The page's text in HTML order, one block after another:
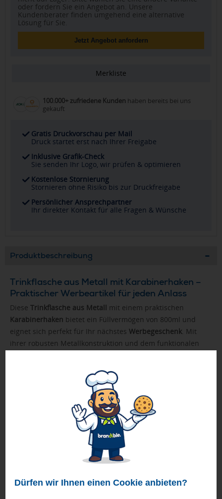
Dürfen wir Ihnen einen Cookie anbieten?
oder fordern Sie ein Angebot an. Unsere
Kundenberater finden umgehend eine alternative
Lösung für Sie.
Jetzt Angebot anfordern
Merkliste
100.000+ zufriedene Kunden haben bereits bei uns
gekauft
Gratis Druckvorschau per Mail
Druck startet erst nach Ihrer Freigabe
Inklusive Grafik-Check
Sie senden Ihr Logo, wir prüfen & optimieren
Kostenlose Stornierung
Stornieren ohne Risiko bis zur Druckfreigabe
Persönlicher Ansprechpartner
Ihr direkter Kontakt für alle Fragen & Wünsche
Produktbeschreibung
Trinkflasche aus Metall mit Karabinerhaken –
Praktischer Werbeartikel für jeden Anlass
Diese Trinkflasche aus Metall mit einem praktischen
Karabinerhaken bietet ein Füllvermögen von 800ml und
eignet sich perfekt für Ihr nächstes Werbegeschenk. Mit
ihrer robusten Metallkonstruktion und dem funktionalen
für Ihr Firmenlogo und hinterlässt einen bleibenden
800ml.
Praktischer Karabinerhaken:Für einfachen Transport.
Robustes Metallmaterial:Für eine lange Haltbarkeit.
Druckmöglichkeiten und Positionen
Ihr Logo kann entweder mittelsLasergravur
je nach Methode und bietet Platz für Logos von bis zu